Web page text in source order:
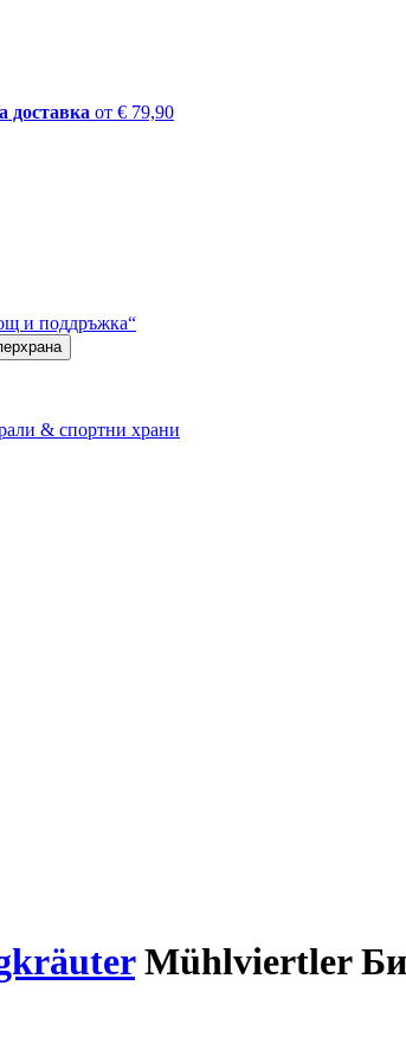
доставка от € 79,90
и поддръжка“
& спортни храни
Mühlviertler